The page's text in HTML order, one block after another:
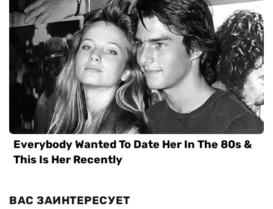
ВАС ЗАИНТЕРЕСУЕТ